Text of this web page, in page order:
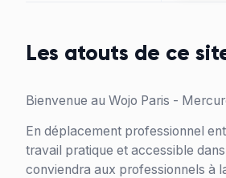
Les atouts de ce
Bienvenue au Wojo Paris -
En déplacement professionnel
travail pratique et accessible
conviendra aux professionnels à